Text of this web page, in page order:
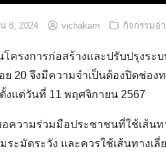
8, 2024 vichakarn กิจกรรมอ่
โครงการก่อสร้างและปรับปรุงร
20 จึงมีความจำเป็นต้องปิดช่อง
งแต่วันที่ 11 พฤศจิกายน 2567
ความร่วมมือประชาชนที่ใช้เส้น
ระมัดระวัง และควรใช้เส้นทางเ